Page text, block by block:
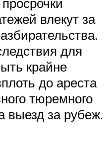
влекут за
для
крайне
до ареста
тюремного
выезд за рубеж.